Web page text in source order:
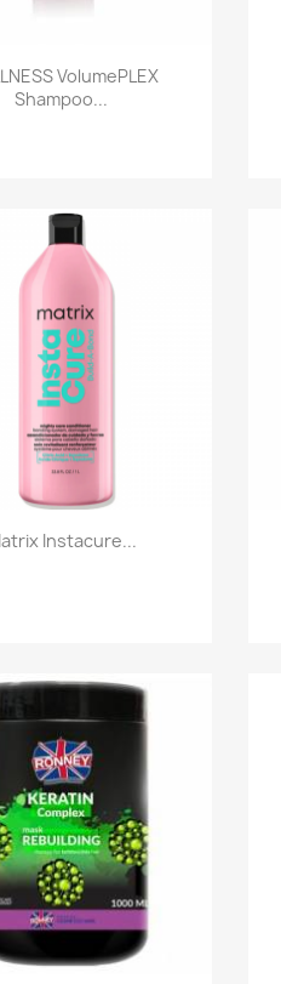
Szybki podgląd
VolumePLEX
Shampoo...
Szybki podgląd
Instacure...